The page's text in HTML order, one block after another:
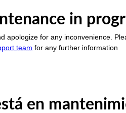
in
apologize for any inconvenience.
team for any further information
en